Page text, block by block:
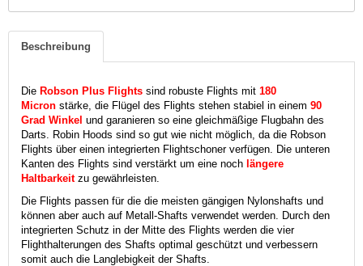
Beschreibung
Die Robson Plus Flights sind robuste Flights mit 180
Micron stärke, die Flügel des Flights stehen stabiel in einem 90
Grad Winkel und garanieren so eine gleichmäßige Flugbahn des
Darts. Robin Hoods sind so gut wie nicht möglich, da die Robson
Flights über einen integrierten Flightschoner verfügen. Die unteren
Kanten des Flights sind verstärkt um eine noch längere
Haltbarkeitzu gewährleisten.
Die Flights passen für die die meisten gängigen Nylonshafts und
können aber auch auf Metall-Shafts verwendet werden. Durch den
integrierten Schutz in der Mitte des Flights werden die vier
Flighthalterungen des Shafts optimal geschützt und verbessern
somit auch die Langlebigkeit der Shafts.